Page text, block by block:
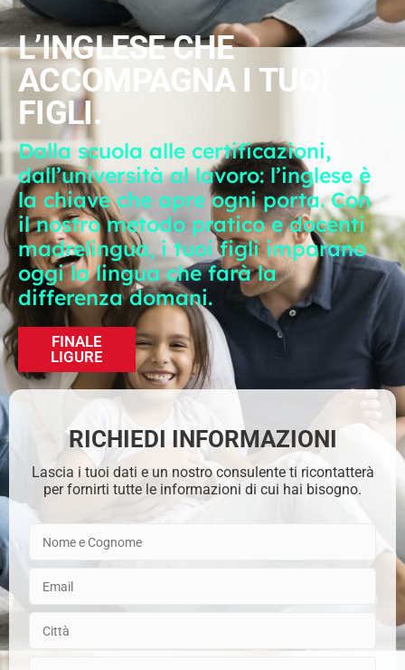
L’INGLESE CHE
ACCOMPAGNA I TUOI
FIGLI.
Dalla scuola alle certificazioni,
dall’università al lavoro: l’inglese è
la chiave che apre ogni porta. Con
il nostro metodo pratico e docenti
madrelingua, i tuoi figli imparano
oggi la lingua che farà la
differenza domani.
FINALE
LIGURE
RICHIEDI INFORMAZIONI
Lascia i tuoi dati e un nostro consulente ti ricontatterà
per fornirti tutte le informazioni di cui hai bisogno.